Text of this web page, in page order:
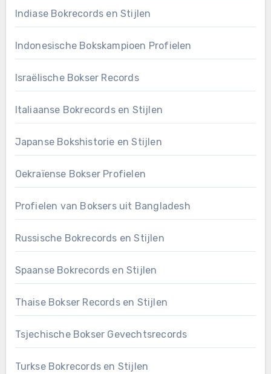
Indiase Bokrecords en Stijlen
Indonesische Bokskampioen Profielen
Israëlische Bokser Records
Italiaanse Bokrecords en Stijlen
Japanse Bokshistorie en Stijlen
Oekraïense Bokser Profielen
Profielen van Boksers uit Bangladesh
Russische Bokrecords en Stijlen
Spaanse Bokrecords en Stijlen
Thaise Bokser Records en Stijlen
Tsjechische Bokser Gevechtsrecords
Turkse Bokrecords en Stijlen